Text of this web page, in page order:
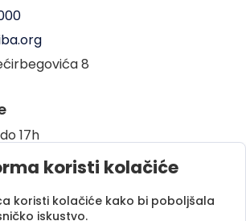
8
17h
dan
koristi kolačiće
koristi kolačiće kako bi poboljšala
iskustvo.